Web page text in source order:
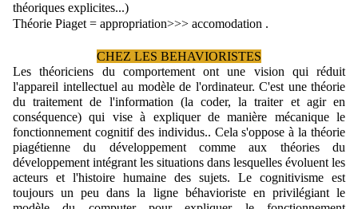
théoriques explicites...)
Théorie Piaget = appropriation>>> accomodation .
CHEZ LES BEHAVIORISTES
Les théoriciens du comportement ont une vision qui réduit
l'appareil intellectuel au modèle de l'ordinateur. C'est une théorie
du traitement de l'information (la coder, la traiter et agir en
conséquence) qui vise à expliquer de manière mécanique le
fonctionnement cognitif des individus.. Cela s'oppose à la théorie
piagétienne du développement comme aux théories du
développement intégrant les situations dans lesquelles évoluent les
acteurs et l'histoire humaine des sujets. Le cognitivisme est
toujours un peu dans la ligne béhavioriste en privilégiant le